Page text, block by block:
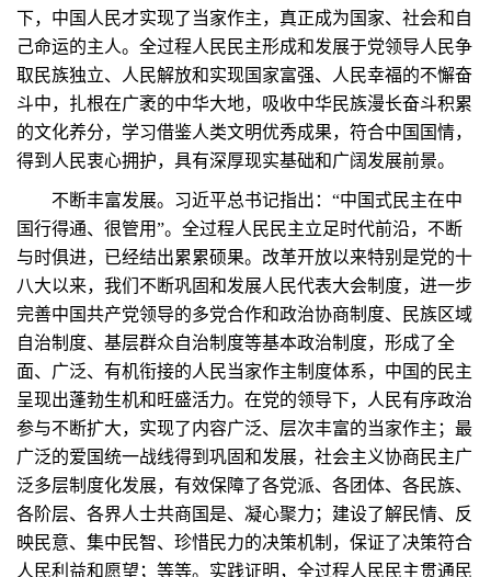
下，中国人民才实现了当家作主，真正成为国家、社会和自
己命运的主人。全过程人民民主形成和发展于党领导人民争
取民族独立、人民解放和实现国家富强、人民幸福的不懈奋
斗中，扎根在广袤的中华大地，吸收中华民族漫长奋斗积累
的文化养分，学习借鉴人类文明优秀成果，符合中国国情，
得到人民衷心拥护，具有深厚现实基础和广阔发展前景。
不断丰富发展。习近平总书记指出：“中国式民主在中
国行得通、很管用”。全过程人民民主立足时代前沿，不断
与时俱进，已经结出累累硕果。改革开放以来特别是党的十
八大以来，我们不断巩固和发展人民代表大会制度，进一步
完善中国共产党领导的多党合作和政治协商制度、民族区域
自治制度、基层群众自治制度等基本政治制度，形成了全
面、广泛、有机衔接的人民当家作主制度体系，中国的民主
呈现出蓬勃生机和旺盛活力。在党的领导下，人民有序政治
参与不断扩大，实现了内容广泛、层次丰富的当家作主；最
广泛的爱国统一战线得到巩固和发展，社会主义协商民主广
泛多层制度化发展，有效保障了各党派、各团体、各民族、
各阶层、各界人士共商国是、凝心聚力；建设了解民情、反
映民意、集中民智、珍惜民力的决策机制，保证了决策符合
人民利益和愿望；等等。实践证明，全过程人民民主贯通民